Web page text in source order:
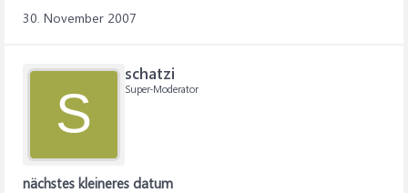
30. November 2007
S
schatzi
Super-Moderator
nächstes kleineres datum